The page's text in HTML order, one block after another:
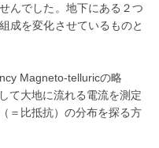
んでした。地下にある２つ
成を変化させているものと
Magneto-telluricの略
て大地に流れる電流を測定
＝比抵抗）の分布を探る方